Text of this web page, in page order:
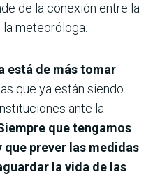
de la conexión entre la
la meteoróloga.
está de más tomar
que ya están siendo
ante la
que tengamos
que prever las medidas
la vida de las